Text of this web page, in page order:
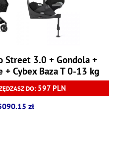
Street 3.0 + Gondola +
+ Cybex Baza T 0-13 kg
DO: 597 PLN
zł